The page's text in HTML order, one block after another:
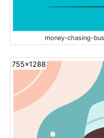
money-chasing-
755x1288